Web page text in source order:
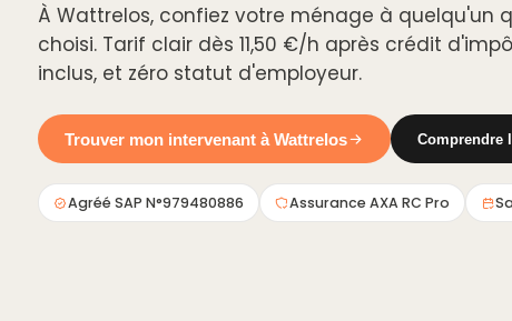
À Wattrelos, confiez votre ménage à quelqu'un
choisi. Tarif clair dès 11,50 €/h après crédit
inclus, et zéro statut d'employeur.
Trouver mon intervenant à Wattrelos Comprendre
Agréé SAP N°979480886 Assurance AXA RC Pro